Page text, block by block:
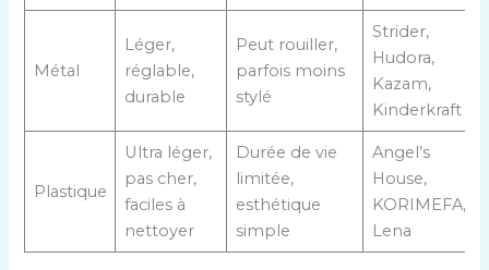
Métal
Léger,
réglable,
durable
Peut rouiller,
parfois moins
stylé
Strider,
Hudora,
Kazam,
Kinderkraft
Plastique
Ultra léger,
pas cher,
faciles à
nettoyer
Durée de vie
limitée,
esthétique
simple
Angel’s
House,
KORIMEFA,
Lena